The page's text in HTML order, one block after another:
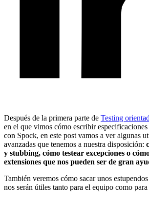
Después de la primera parte de Testing
en el que vimos cómo escribir
con Spock, en este post vamos a ver algunas
avanzadas que tenemos a nuestra disposición:
y stubbing, cómo testear excepciones o
extensiones que nos pueden ser de gran
También veremos cómo sacar unos
nos serán útiles tanto para el equipo como